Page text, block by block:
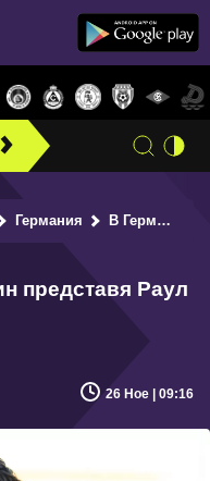
Германия В Германия: Унион Берлин представя Раул в неделя
представя Раул
26 Ное | 09:16